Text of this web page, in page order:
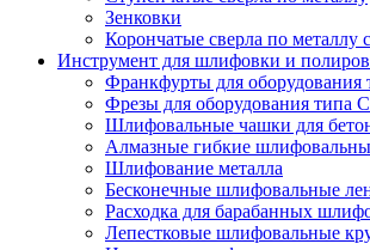
Зенковки
Корончатые сверла по металлу
Инструмент для шлифовки и
Франкфурты для оборудования
Фрезы для оборудования типа
Шлифовальные чашки для
Алмазные гибкие
Шлифование металла
Бесконечные шлифовальные
Расходка для барабанных
Лепестковые шлифовальные